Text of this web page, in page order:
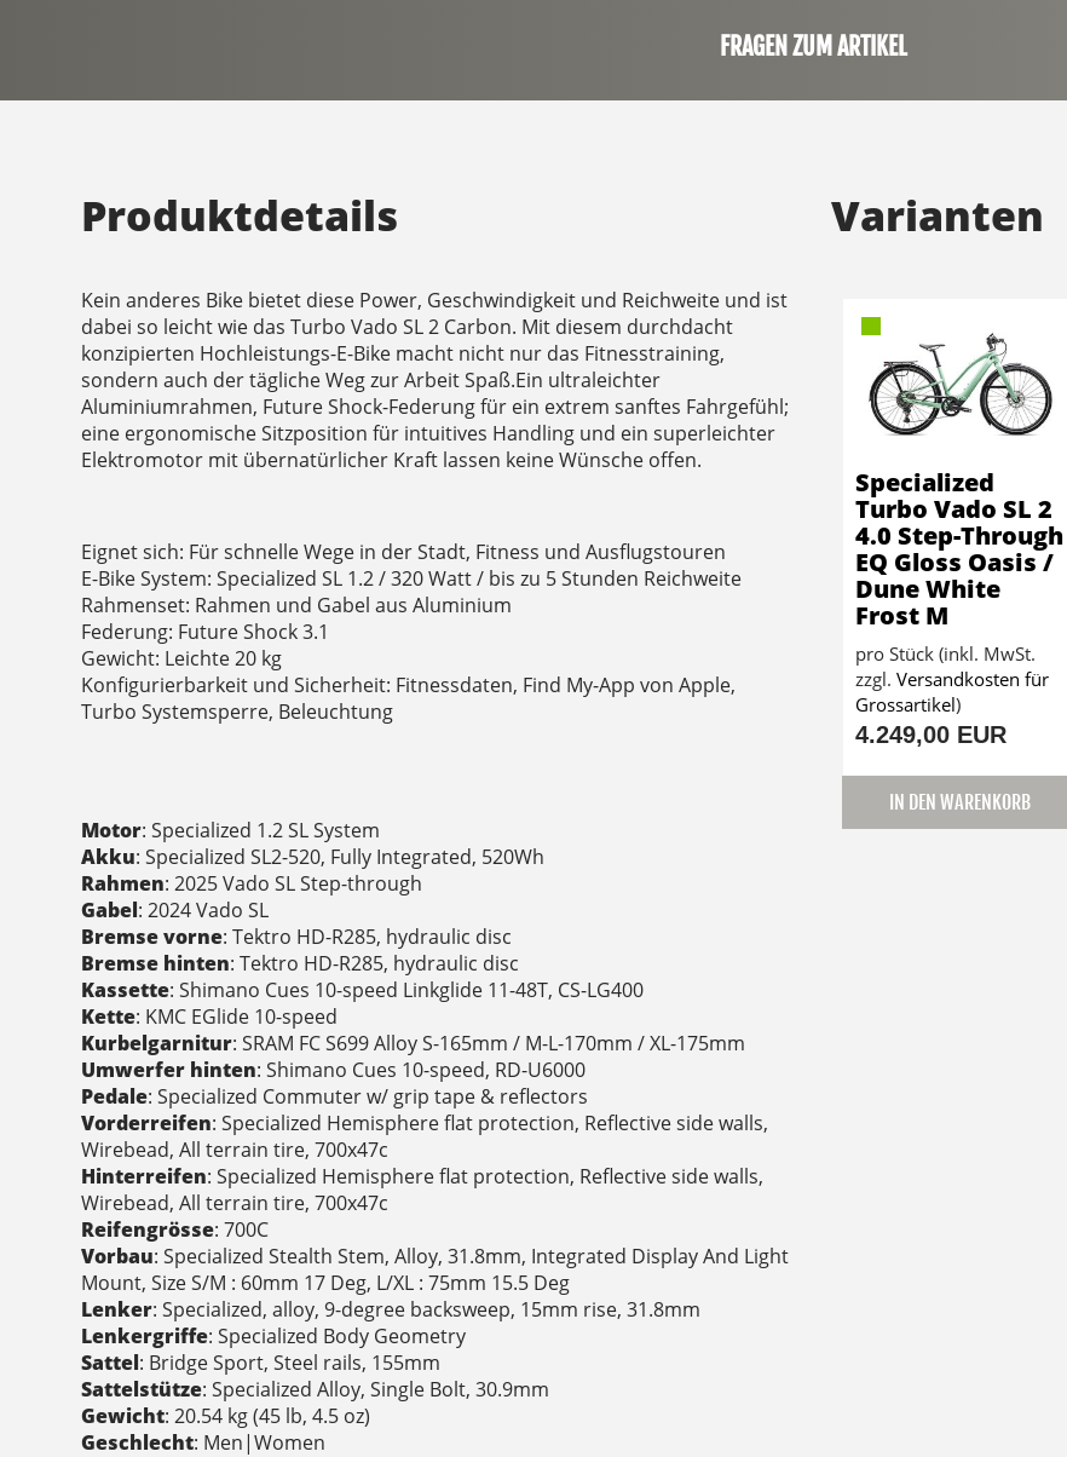
FRAGEN ZUM ARTIKEL
Produktdetails
Kein anderes Bike bietet diese Power, Geschwindigkeit und Reichweite und ist
dabei so leicht wie das Turbo Vado SL 2 Carbon. Mit diesem durchdacht
konzipierten Hochleistungs-E-Bike macht nicht nur das Fitnesstraining,
sondern auch der tägliche Weg zur Arbeit Spaß.Ein ultraleichter
Aluminiumrahmen, Future Shock-Federung für ein extrem sanftes Fahrgefühl;
eine ergonomische Sitzposition für intuitives Handling und ein superleichter
Elektromotor mit übernatürlicher Kraft lassen keine Wünsche offen.
Eignet sich: Für schnelle Wege in der Stadt, Fitness und Ausflugstouren
E-Bike System: Specialized SL 1.2 / 320 Watt / bis zu 5 Stunden Reichweite
Rahmenset: Rahmen und Gabel aus Aluminium
Federung: Future Shock 3.1
Gewicht: Leichte 20 kg
Konfigurierbarkeit und Sicherheit: Fitnessdaten, Find My-App von Apple,
Turbo Systemsperre, Beleuchtung
Motor: Specialized 1.2 SL System
Akku: Specialized SL2-520, Fully Integrated, 520Wh
Rahmen: 2025 Vado SL Step-through
Gabel: 2024 Vado SL
Bremse vorne: Tektro HD-R285, hydraulic disc
Bremse hinten: Tektro HD-R285, hydraulic disc
Kassette: Shimano Cues 10-speed Linkglide 11-48T, CS-LG400
Kette: KMC EGlide 10-speed
Kurbelgarnitur: SRAM FC S699 Alloy S-165mm / M-L-170mm / XL-175mm
Umwerfer hinten: Shimano Cues 10-speed, RD-U6000
Pedale: Specialized Commuter w/ grip tape & reflectors
Vorderreifen: Specialized Hemisphere flat protection, Reflective side walls,
Wirebead, All terrain tire, 700x47c
Hinterreifen: Specialized Hemisphere flat protection, Reflective side walls,
Wirebead, All terrain tire, 700x47c
Reifengrösse: 700C
Vorbau: Specialized Stealth Stem, Alloy, 31.8mm, Integrated Display And Light
Mount, Size S/M : 60mm 17 Deg, L/XL : 75mm 15.5 Deg
Lenker: Specialized, alloy, 9-degree backsweep, 15mm rise, 31.8mm
Lenkergriffe: Specialized Body Geometry
Sattel: Bridge Sport, Steel rails, 155mm
Sattelstütze: Specialized Alloy, Single Bolt, 30.9mm
Gewicht: 20.54 kg (45 lb, 4.5 oz)
Geschlecht: Men|Women
Varianten
Specialized
Turbo Vado SL 2
4.0 Step-Through
EQ Gloss Oasis /
Dune White
Frost M
pro Stück (inkl. MwSt.
zzgl. Versandkosten für
Grossartikel)
4.249,00 EUR
IN DEN WARENKORB